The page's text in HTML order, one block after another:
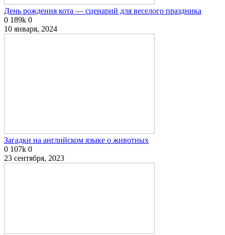
День рождения кота — сценарий для веселого праздника
0 189k 0
10 января, 2024
Загадки на английском языке о животных
0 107k 0
23 сентября, 2023